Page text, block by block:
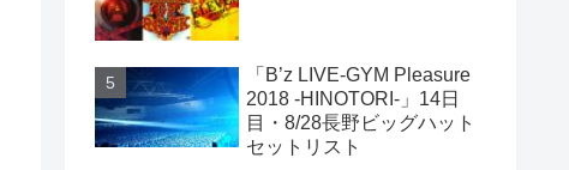
「B’z LIVE-GYM Pleasure
2018 -HINOTORI-」14日
目・8/28長野ビッグハット
セットリスト